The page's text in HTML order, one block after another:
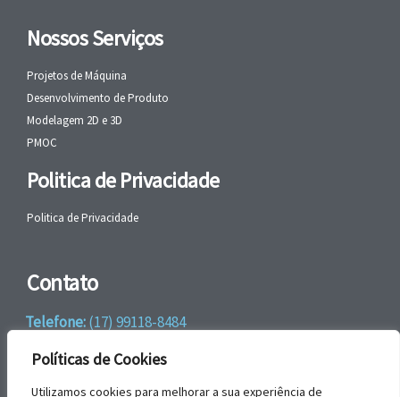
Políticas de Cookies
Utilizamos cookies para melhorar a sua experiência de
Nossos Serviços
Projetos de Máquina
Desenvolvimento de Produto
Modelagem 2D e 3D
PMOC
Politica de Privacidade
Politica de Privacidade
Contato
Telefone:(17) 99118-8484
WhatsApp:+55 (17) 99118-8484
email:faleconosco@gbrengenharia.com